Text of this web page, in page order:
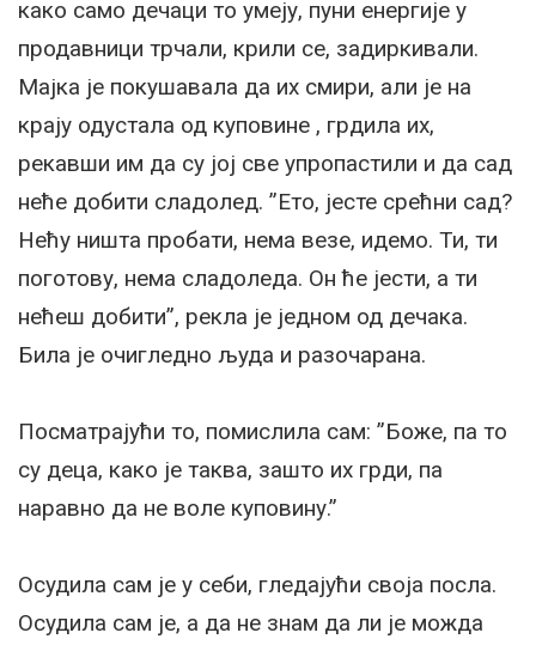
како само дечаци то умеју, пуни енергије у
продавници трчали, крили се, задиркивали.
Мајка је покушавала да их смири, али је на
крају одустала од куповине , грдила их,
рекавши им да су јој све упропастили и да сад
неће добити сладолед. ”Ето, јесте срећни сад?
Нећу ништа пробати, нема везе, идемо. Ти, ти
поготову, нема сладоледа. Он ће јести, а ти
нећеш добити”, рекла је једном од дечака.
Била је очигледно људа и разочарана.
Посматрајући то, помислила сам: ”Боже, па то
су деца, како је таква, зашто их грди, па
наравно да не воле куповину.”
Осудила сам је у себи, гледајући своја посла.
Осудила сам је, а да не знам да ли је можда